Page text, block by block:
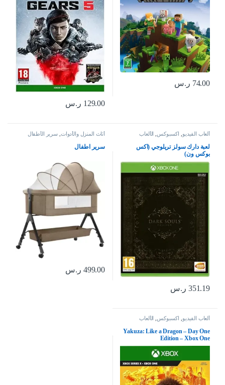
74.00 ر.س
129.00 ر.س
ألعاب الفيديو اكسبوكس الألعاب
لعبة دارك سولز تريلوجي (اكس
بوكس ون)
351.19 ر.س
أثاث المنزل والأدوات سرير الأطفال
سرير اطفال
499.00 ر.س
ألعاب الفيديو, اكسبوكس, الألعاب
Yakuza: Like a Dragon – Day One
Edition – Xbox One